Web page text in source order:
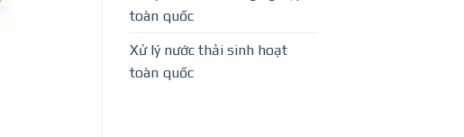
toàn quốc
Xử lý nước thải sinh hoạt
toàn quốc